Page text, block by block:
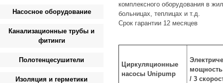
комплексного оборудования в
больницах, теплицах и т.д.
Срок гарантии 12 месяцев
Циркуляционные
насосы Unipump
/ 3
Насосное оборудование
Канализационные трубы и
фитинги
Полотенцесушители
Изоляция и герметики